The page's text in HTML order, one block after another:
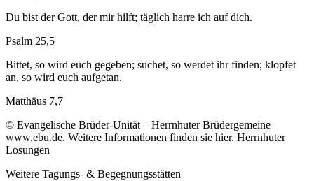
Du bist der Gott, der mir hilft; täglich harre ich auf dich.
Psalm 25,5
Bittet, so wird euch gegeben; suchet, so werdet ihr finden; klopfet
an, so wird euch aufgetan.
Matthäus 7,7
© Evangelische Brüder-Unität – Herrnhuter Brüdergemeine
www.ebu.de. Weitere Informationen finden sie hier. Herrnhuter
Losungen
Weitere Tagungs- & Begegnungsstätten